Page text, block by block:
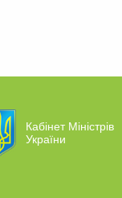
Кабінет Міністрів
України